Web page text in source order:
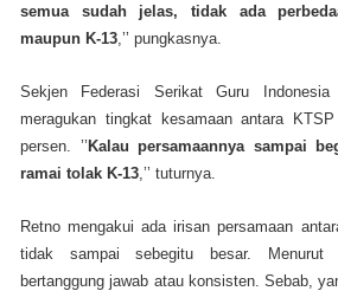
semua sudah jelas, tidak ada
maupun K-13 ,’’ pungkasnya.
Sekjen Federasi Serikat Guru
meragukan tingkat kesamaan antara
persen. ’’Kalau persamaannya sampai
ramai tolak K-13 ,’’ tuturnya.
Retno mengakui ada irisan persamaan
tidak sampai sebegitu besar. Menurut
bertanggung jawab atau konsisten. Sebab,